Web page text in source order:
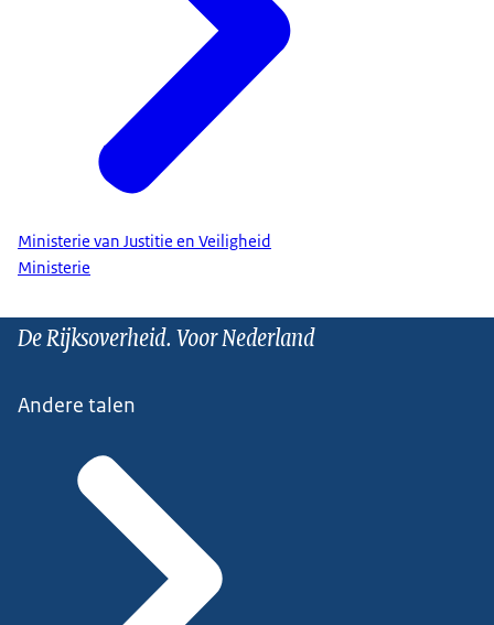
Ministerie van Justitie en Veiligheid
Ministerie
De Rijksoverheid. Voor Nederland
Andere talen